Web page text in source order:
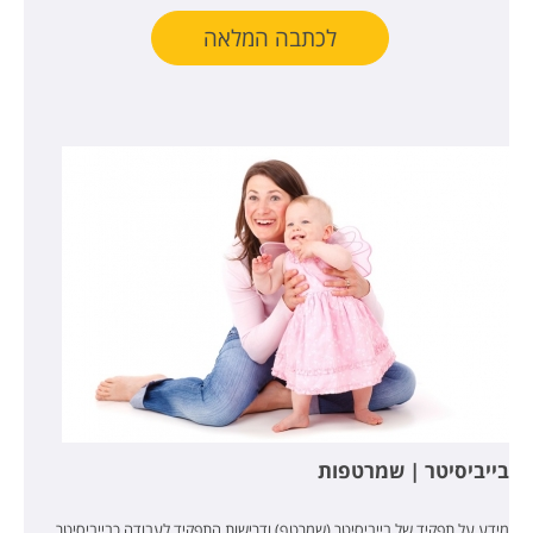
לכתבה המלאה
בייביסיטר | שמרטפות